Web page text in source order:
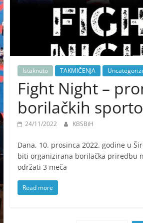
Istaknuto TAKMIČENJA
Fight Night –
borilačkih
24/11/2022 KBSBiH
Dana, 10. prosinca 2022. godine u
biti organizirana borilačka priredbu
održati 3 meča
Read more